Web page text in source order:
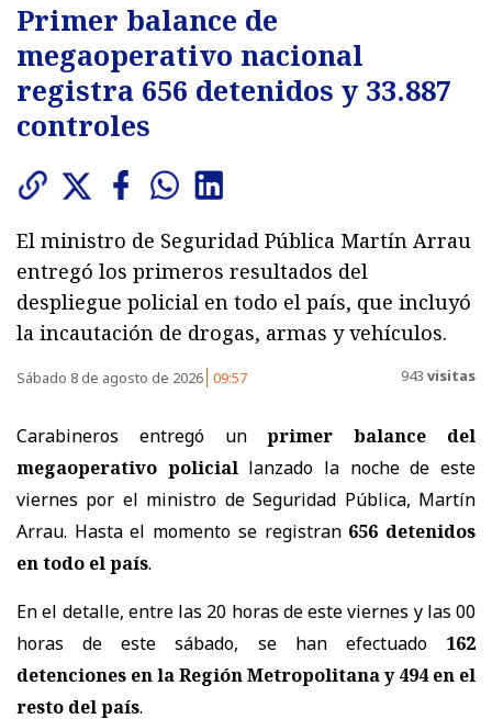
Primer balance de
megaoperativo nacional
registra 656 detenidos y 33.887
controles
El ministro de Seguridad Pública Martín Arrau
entregó los primeros resultados del
despliegue policial en todo el país, que incluyó
la incautación de drogas, armas y vehículos.
Sábado 8 de agosto de 2026 09:57 943 visitas
Carabineros entregó unprimer balance del
megaoperativo policiallanzado la noche de este
viernes por el ministro de Seguridad Pública, Martín
Arrau. Hasta el momento se registran 656 detenidos
en todo el país.
En el detalle, entre las 20 horas de este viernes y las 00
horas de este sábado, se han efectuado 162
detenciones en la Región Metropolitana y 494 en el
resto del país.